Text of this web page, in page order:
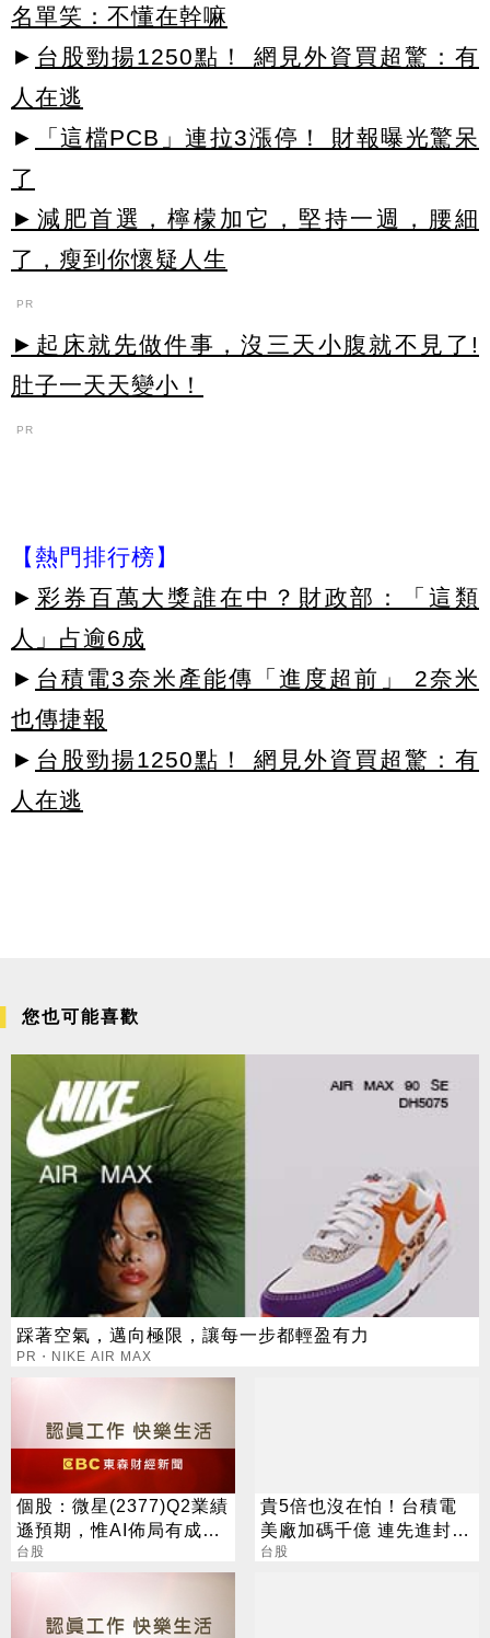
名單笑：不懂在幹嘛
► 台股勁揚1250點！ 網見外資買超驚：有
人在逃
►
「這檔PCB」連拉3漲停！ 財報曝光驚呆
了
►減肥首選，檸檬加它，堅持一週，腰細
了，瘦到你懷疑人生
PR
►起床就先做件事，沒三天小腹就不見了!
肚子一天天變小！
PR
【熱門排行榜】
► 彩券百萬大獎誰在中？財政部：「這類
人」占逾6成
► 台積電3奈米產能傳「進度超前」 2奈米
也傳捷報
► 台股勁揚1250點！ 網見外資買超驚：有
人在逃
您也可能喜歡
踩著空氣，邁向極限，讓每一步都輕盈有力
PR・NIKE AIR MAX
個股：微星(2377)Q2業績
遜預期，惟AI佈局有成股
價震盪走多，週一大拉尾
台股
貴5倍也沒在怕！台積電
美廠加碼千億 連先進封裝
也包辦
台股